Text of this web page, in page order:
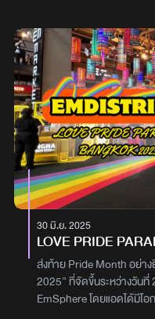
โมงเช้า เลยขอแวะฝากท้อ
ตกแต่งแบบวินเทจ ย้อนยุค
บรรยากาศคือดี งานดีไซน์คือเก๋ ถ่ายรูปก็ปัง
ทรงเครื่อง กับ หมูย่างสไต
เครื่องแน่น รสชาติจัดจ้านแ
เบิ้ลอีกหลายจานเลยทีเดียว
แอดตื่นเช้าขอแวะเติมคาเ
ย่านนี้ที่ใครมาก็ต้องแวะ เพ
Matcha ที่ใช้ใบชา Yutaka
ตั้งแต่คำแรก! เดินออกจากร้านชาไม่กี่ก้าว แอดก็เจอร้านน่ารักอย่าง
“อ๊อยสเตอร์” ร้านของแต่ง
ตกแต่งเพียบทั้งแจกัน เชิงเ
ใจดีมาก ไม่ซื้อไม่ว่า แค่แวะม
ก็คือเพลินแล้ว! ไปต่อกันที่อีกหนึ่งร้านดังของย่านนี้ที่สายช็อกโก
แลตเลิฟเวอร์ห้ามพลาด!
แต่บาริสต้ายังใจดี เล่าให้ฟัง
พันธุ์ บอกเลยว่าราคาอาจแ
30 มิ.ย. 2025
LOVE PRIDE
ส่งท้าย Pride Month อย่า
2025” ที่จัดขึ้นระหว่างวัน
EmSphere โดยแอดได้มีโอกาสไปร่วมงานในวันแรก และต้องบอกเลย